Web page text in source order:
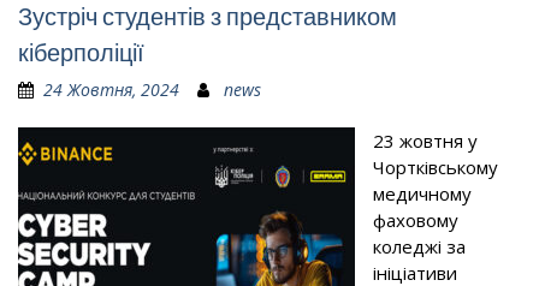
Зустріч студентів з представником
кіберполіції
24 Жовтня, 2024 news
23 жовтня у
Чортківському
медичному
фаховому
коледжі за
ініціативи